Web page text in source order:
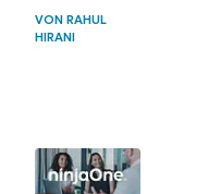
VON RAHUL
HIRANI